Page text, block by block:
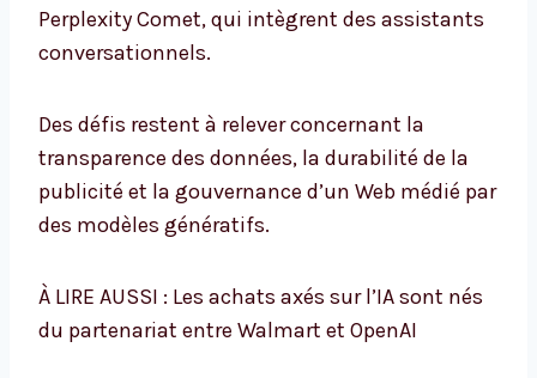
Perplexity Comet, qui intègrent des assistants
conversationnels.
Des défis restent à relever concernant la
transparence des données, la durabilité de la
publicité et la gouvernance d’un Web médié par
des modèles génératifs.
À LIRE AUSSI : Les achats axés sur l’IA sont nés
du partenariat entre Walmart et OpenAI